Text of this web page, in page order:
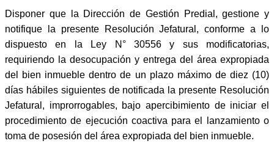
Disponer que la Dirección de Gestión Predial, gestione y
notifique la presente Resolución Jefatural, conforme a lo
dispuesto en la Ley N° 30556 y sus modificatorias,
requiriendo la desocupación y entrega del área expropiada
del bien inmueble dentro de un plazo máximo de diez (10)
días hábiles siguientes de notificada la presente Resolución
Jefatural, improrrogables, bajo apercibimiento de iniciar el
procedimiento de ejecución coactiva para el lanzamiento o
toma de posesión del área expropiada del bien inmueble.